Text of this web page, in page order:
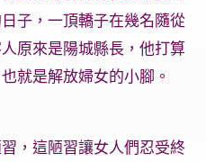
子，一頂轎子在幾名隨從
原來是陽城縣長，他打算
就是解放婦女的小腳。
，這陋習讓女人們忍受終